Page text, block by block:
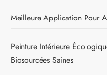
Meilleure Application Pour
Peinture Intérieure
Biosourcées Saines